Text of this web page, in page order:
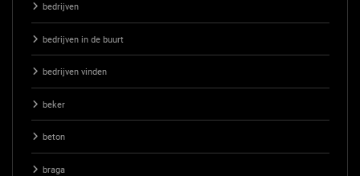
bedrijven
bedrijven in de buurt
bedrijven vinden
beker
beton
braga